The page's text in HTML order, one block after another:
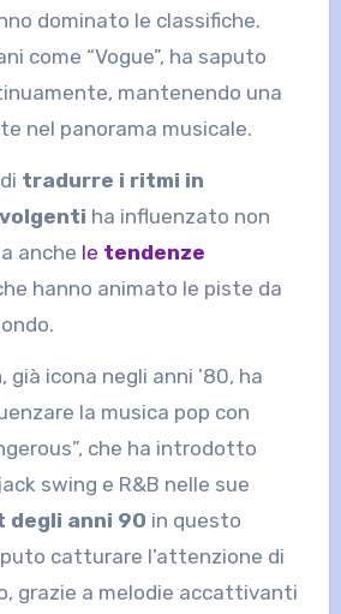
dominato le classifiche.
come “Vogue”, ha saputo
mantenendo una
nel panorama musicale.
tradurre i ritmi in
ha influenzato non
anche le tendenze
hanno animato le piste da
già icona negli anni ’80, ha
la musica pop con
che ha introdotto
swing e R&B nelle sue
degli anni 90 in questo
catturare l’attenzione di
grazie a melodie accattivanti